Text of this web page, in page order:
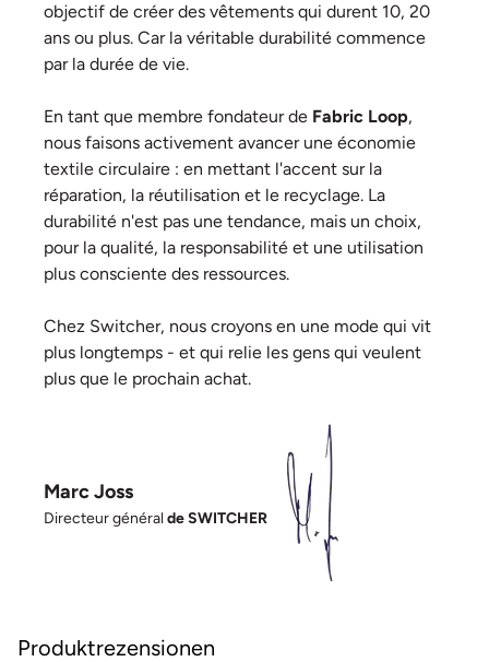
objectif de créer des vêtements qui durent 10, 20
ans ou plus. Car la véritable durabilité commence
par la durée de vie.
En tant que membre fondateur de Fabric Loop,
nous faisons activement avancer une économie
textile circulaire : en mettant l'accent sur la
réparation, la réutilisation et le recyclage. La
durabilité n'est pas une tendance, mais un choix,
pour la qualité, la responsabilité et une utilisation
plus consciente des ressources.
Chez Switcher, nous croyons en une mode qui vit
plus longtemps - et qui relie les gens qui veulent
plus que le prochain achat.
Marc Joss
Directeur général de SWITCHER
Produktrezensionen